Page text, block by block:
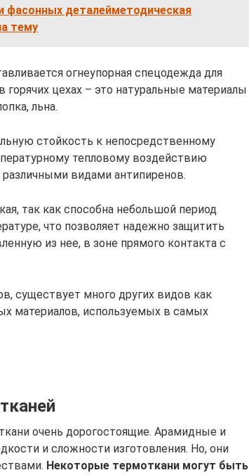
фасонных деталейметодическая
тему
огнеупорная спецодежда для
цехах – это натуральные материалы
льна.
стойкость к непосредственному
тепловому воздействию
видами антипиренов.
так как способна небольшой период
что позволяет надежно защитить
из нее, в зоне прямого контакта с
существует много других видов как
материалов, используемых в самых
очень дорогостоящие. Арамидные и
и сложности изготовления. Но, они
Некоторые термоткани могут быть